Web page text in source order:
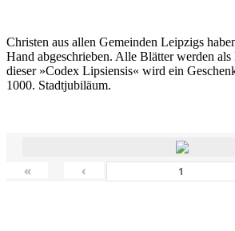
Christen aus allen Gemeinden Leipzigs
Hand abgeschrieben. Alle Blätter werden
dieser »Codex Lipsiensis« wird ein
1000. Stadtjubiläum.
« ‹